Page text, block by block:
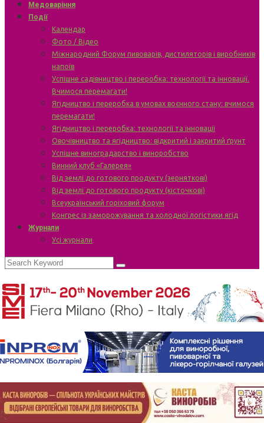
Медоваріння
Події
Календар
Фото / Відео
Міжнародний Форум пивоварів, дистиляторів і виробників
напоїв
Успішне садівництво і переробка: технології та інновації.
Вчимося перемагати!
Ягідництво і переробка в умовах воєнного стану: вчимося
перемагати!
Ягідництво і переробка: технології та інновації
Овочівництво та ягідництво: відкритий і закритий ґрунт
Успішне виноградарство і виноробство
Винний клуб «Галерея»
Від землі до готового продукту (зерняткові)
Від землі до готового продукту (кісточкові)
Всеукраїнський горіховий форум
Конгрес із заморожування та холодної логістики ягід
Журнали
Усі журнали